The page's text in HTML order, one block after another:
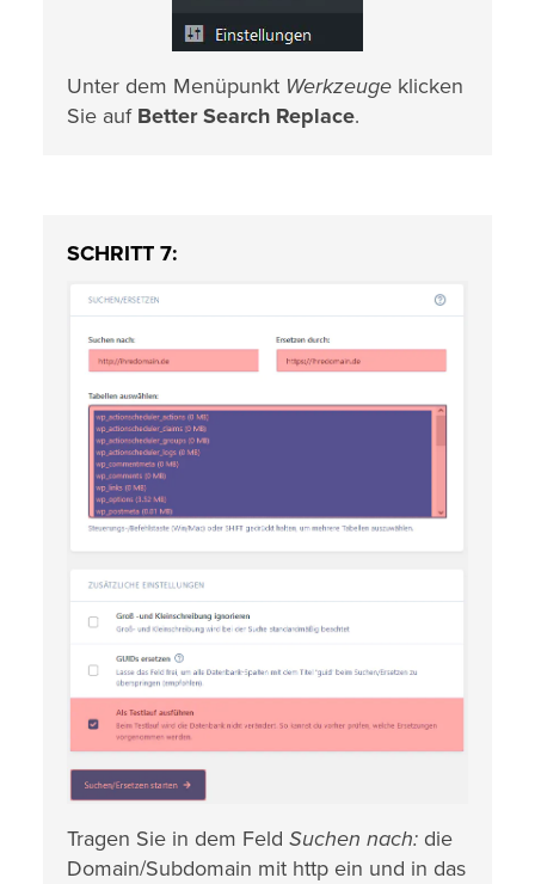
Unter dem Menüpunkt Werkzeuge klicken
Sie auf Better Search Replace.
SCHRITT 7:
Tragen Sie in dem Feld Suchen nach: die
Domain/Subdomain mit http ein und in das